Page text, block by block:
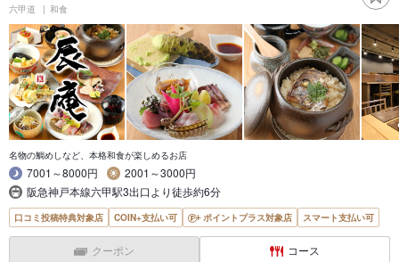
六甲道 和食
名物の鯛めしなど、本格和食が楽しめるお店
7001～8000円
2001～3000円
阪急神戸本線六甲駅3出口より徒歩約6分
口コミ投稿特典対象店 COIN+支払い可 ポイントプラス対象店 スマート支払い可
クーポン コース